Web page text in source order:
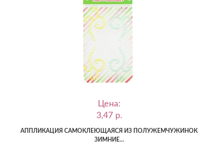
Цена:
3,47 p.
АППЛИКАЦИЯ САМОКЛЕЮЩАЯСЯ ИЗ ПОЛУЖЕМЧУЖИНОК
ЗИМНИЕ...